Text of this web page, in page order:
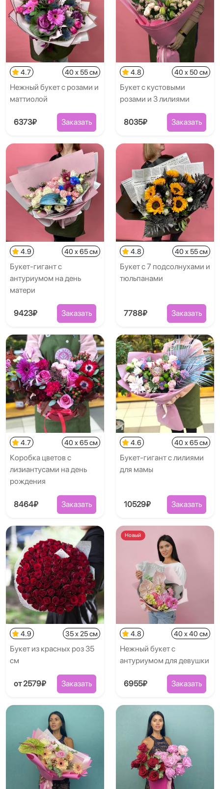
4.7 40 x 55 см
Нежный букет с розами и
маттиолой
6373₽ Заказать
4.8 40 x 50 см
Букет с кустовыми
розами и 3 лилиями
8035₽ Заказать
4.9 40 x 65 см
Букет-гигант с
антуриумом на день
матери
9423₽ Заказать
4.8 40 x 55 см
Букет с 7 подсолнухами и
тюльпанами
7788₽ Заказать
4.7 40 x 65 см
Коробка цветов с
лизиантусами на день
рождения
8464₽ Заказать
4.6 40 x 65 см
Букет-гигант с лилиями
для мамы
10529₽ Заказать
4.9 35 x 25 см
Букет из красных роз 35
см
от 2579₽ Заказать
Новый
4.8 40 x 40 см
Нежный букет с
антуриумом для девушки
6955₽ Заказать